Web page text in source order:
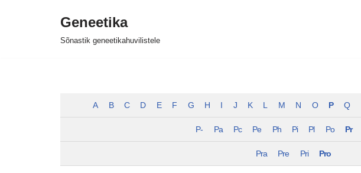
Geneetika
Sõnastik geneetikahuvilistele
A B C D E F G H I J K L M N O P Q
P- Pa Pc Pe Ph Pi Pl Po Pr
Pra Pre Pri Pro